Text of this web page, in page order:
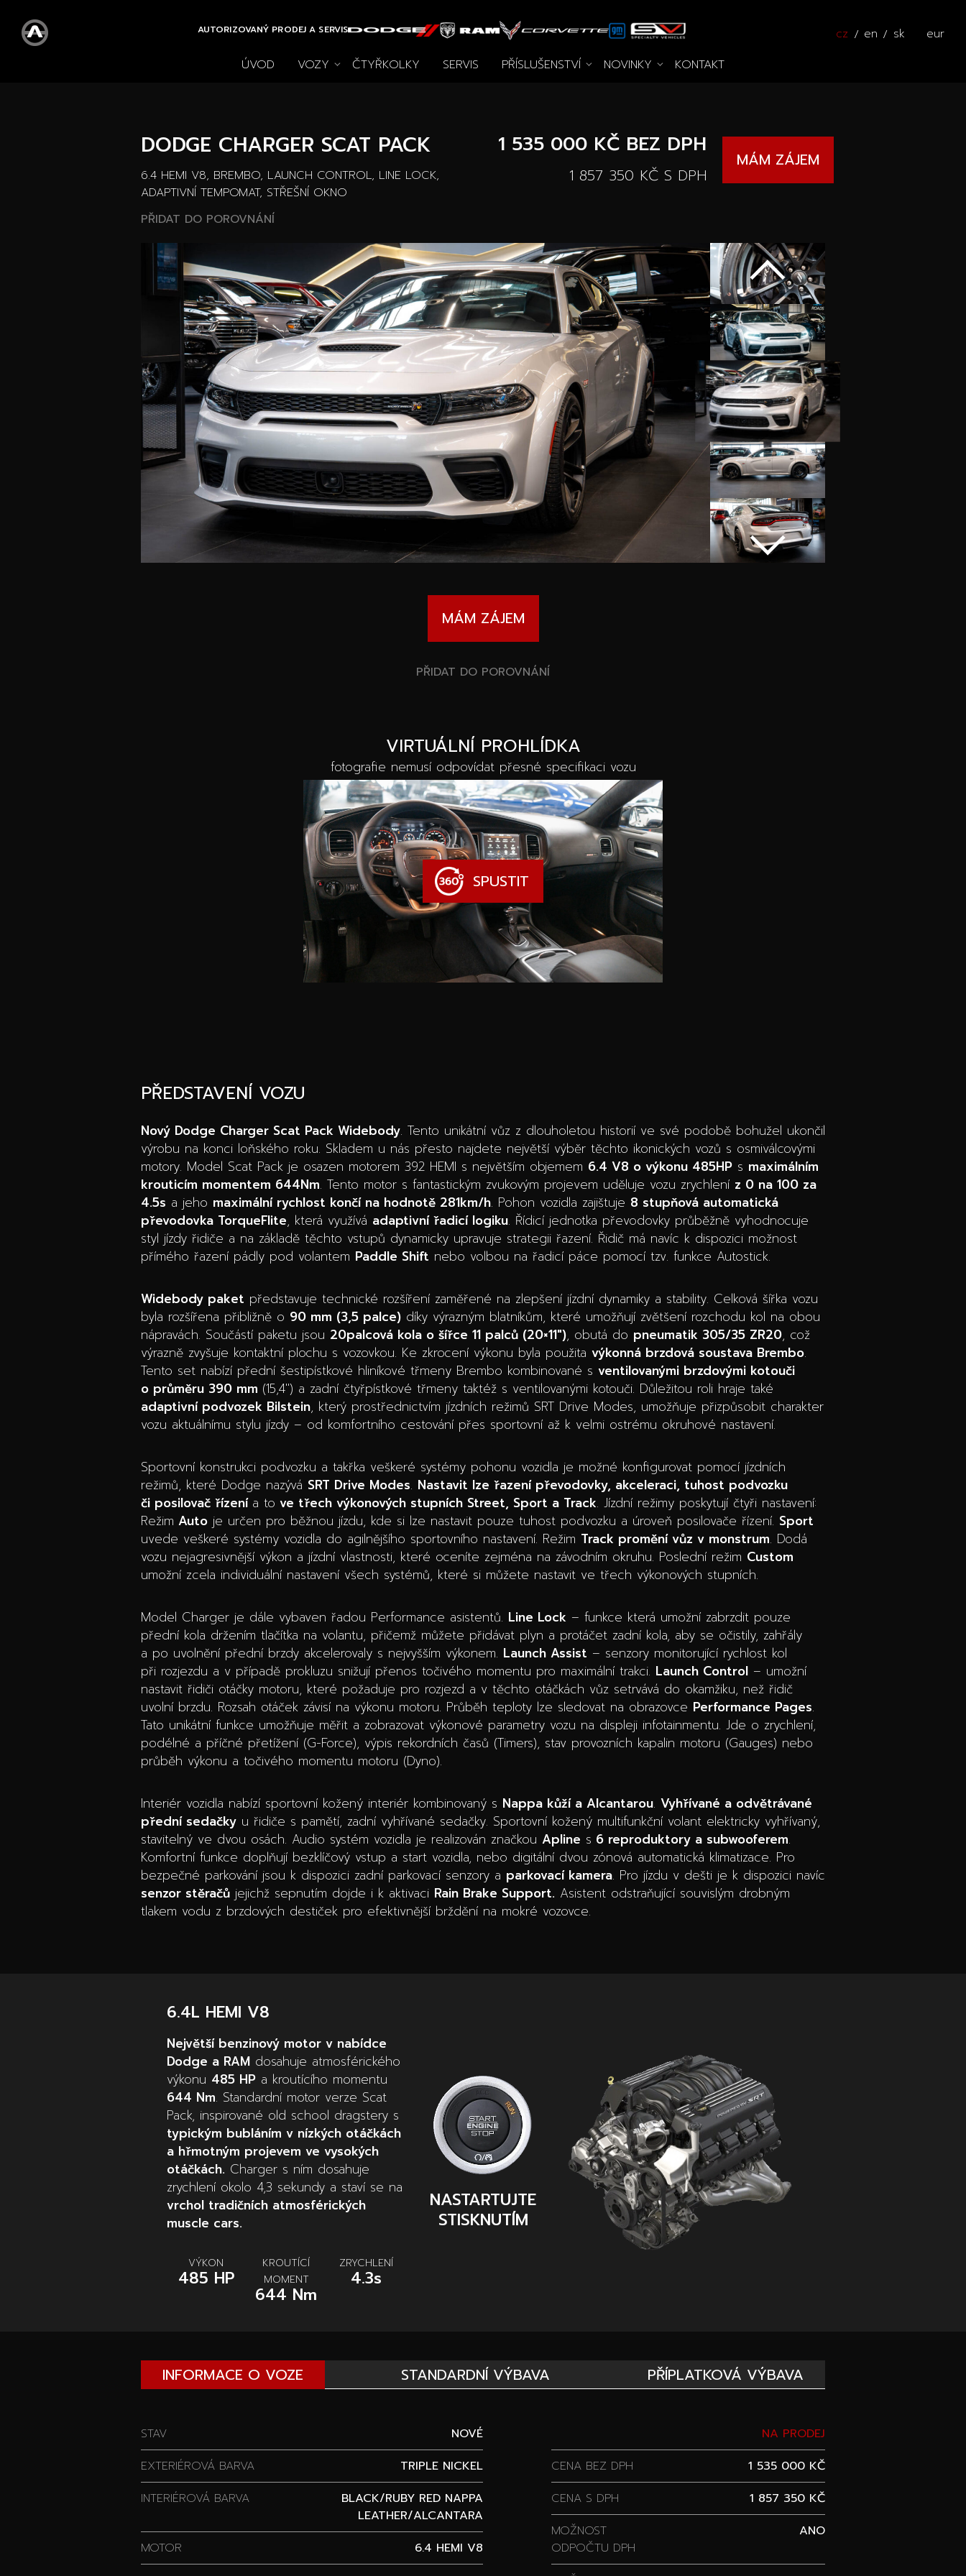
AUTORIZOVANÝ PRODEJ A SERVIS cz en sk
eur
ÚVOD
VOZY ČTYŘKOLKY SERVIS PŘÍSLUŠENSTVÍ NOVINKY KONTAKT
DODGE CHARGER SCAT PACK
6.4 HEMI V8, BREMBO, LAUNCH CONTROL, LINE LOCK,
ADAPTIVNÍ TEMPOMAT, STŘEŠNÍ OKNO
1 535 000 KČ BEZ DPH
1 857 350 KČ S DPH
MÁM ZÁJEM
PŘIDAT DO POROVNÁNÍ
MÁM ZÁJEM
PŘIDAT DO POROVNÁNÍ
VIRTUÁLNÍ PROHLÍDKA
fotografie nemusí odpovídat přesné specifikaci vozu
SPUSTIT
PŘEDSTAVENÍ VOZU
Nový Dodge Charger Scat Pack Widebody. Tento unikátní vůz z dlouholetou historií ve své podobě bohužel ukončil
výrobu na konci loňského roku. Skladem u nás přesto najdete největší výběr těchto ikonických vozů s osmiválcovými
motory. Model Scat Pack je osazen motorem 392 HEMI s největším objemem 6.4 V8 o výkonu 485HP s maximálním
krouticím momentem 644Nm. Tento motor s fantastickým zvukovým projevem uděluje vozu zrychlení z 0 na 100 za
4.5s a jeho maximální rychlost končí na hodnotě 281km/h. Pohon vozidla zajištuje 8 stupňová automatická
převodovka TorqueFlite, která využívá adaptivní řadicí logiku. Řídicí jednotka převodovky průběžně vyhodnocuje
styl jízdy řidiče a na základě těchto vstupů dynamicky upravuje strategii řazení. Řidič má navíc k dispozici možnost
přímého řazení pádly pod volantem Paddle Shift nebo volbou na řadicí páce pomocí tzv. funkce Autostick.
Widebody paket představuje technické rozšíření zaměřené na zlepšení jízdní dynamiky a stability. Celková šířka vozu
byla rozšířena přibližně o 90 mm (3,5 palce) díky výrazným blatníkům, které umožňují zvětšení rozchodu kol na obou
nápravách. Součástí paketu jsou 20palcová kola o šířce 11 palců (20×11″), obutá do pneumatik 305/35 ZR20, což
výrazně zvyšuje kontaktní plochu s vozovkou. Ke zkrocení výkonu byla použita výkonná brzdová soustava Brembo.
Tento set nabízí přední šestipístkové hliníkové třmeny Brembo kombinované s ventilovanými brzdovými kotouči
o průměru 390 mm (15,4″) a zadní čtyřpístkové třmeny taktéž s ventilovanými kotouči. Důležitou roli hraje také
adaptivní podvozek Bilstein, který prostřednictvím jízdních režimů SRT Drive Modes, umožňuje přizpůsobit charakter
vozu aktuálnímu stylu jízdy – od komfortního cestování přes sportovní až k velmi ostrému okruhové nastavení.
Sportovní konstrukci podvozku a takřka veškeré systémy pohonu vozidla je možné konfigurovat pomocí jízdních
režimů, které Dodge nazývá SRT Drive Modes. Nastavit lze řazení převodovky, akceleraci, tuhost podvozku
či posilovač řízení a to ve třech výkonových stupních Street, Sport a Track. Jízdní režimy poskytují čtyři nastavení:
Režim Auto je určen pro běžnou jízdu, kde si lze nastavit pouze tuhost podvozku a úroveň posilovače řízení. Sport
uvede veškeré systémy vozidla do agilnějšího sportovního nastavení. Režim Track promění vůz v monstrum. Dodá
vozu nejagresivnější výkon a jízdní vlastnosti, které oceníte zejména na závodním okruhu. Poslední režim Custom
umožní zcela individuální nastavení všech systémů, které si můžete nastavit ve třech výkonových stupních.
Model Charger je dále vybaven řadou Performance asistentů. Line Lock – funkce která umožní zabrzdit pouze
přední kola držením tlačítka na volantu, přičemž můžete přidávat plyn a protáčet zadní kola, aby se očistily, zahřály
a po uvolnění přední brzdy akcelerovaly s nejvyšším výkonem. Launch Assist – senzory monitorující rychlost kol
při rozjezdu a v případě prokluzu snižují přenos točivého momentu pro maximální trakci. Launch Control – umožní
nastavit řidiči otáčky motoru, které požaduje pro rozjezd a v těchto otáčkách vůz setrvává do okamžiku, než řidič
uvolní brzdu. Rozsah otáček závisí na výkonu motoru. Průběh teploty lze sledovat na obrazovce Performance Pages.
Tato unikátní funkce umožňuje měřit a zobrazovat výkonové parametry vozu na displeji infotainmentu. Jde o zrychlení,
podélné a příčné přetížení (G-Force), výpis rekordních časů (Timers), stav provozních kapalin motoru (Gauges) nebo
průběh výkonu a točivého momentu motoru (Dyno).
Interiér vozidla nabízí sportovní kožený interiér kombinovaný s Nappa kůží a Alcantarou. Vyhřívané a odvětrávané
přední sedačky u řidiče s pamětí, zadní vyhřívané sedačky. Sportovní kožený multifunkční volant elektricky vyhřívaný,
stavitelný ve dvou osách. Audio systém vozidla je realizován značkou Apline s 6 reproduktory a subwooferem.
Komfortní funkce doplňují bezklíčový vstup a start vozidla, nebo digitální dvou zónová automatická klimatizace. Pro
bezpečné parkování jsou k dispozici zadní parkovací senzory a parkovací kamera. Pro jízdu v dešti je k dispozici navíc
senzor stěračů jejichž sepnutím dojde i k aktivaci Rain Brake Support. Asistent odstraňující souvislým drobným
tlakem vodu z brzdových destiček pro efektivnější brždění na mokré vozovce.
6.4L HEMI V8
Největší benzinový motor v nabídce
Dodge a RAMdosahuje atmosférického
výkonu 485 HPa kroutícího momentu
644 Nm. Standardní motor verze Scat
Pack, inspirované old school dragstery s
typickým bubláním v nízkých otáčkách
a hřmotným projevem ve vysokých
otáčkách. Charger s ním dosahuje
zrychlení okolo 4,3 sekundy a staví se na
vrchol tradičních atmosférických
muscle cars.
VÝKON
485 HP
KROUTÍCÍ
MOMENT
644 Nm
ZRYCHLENÍ
4.3s
NASTARTUJTE
STISKNUTÍM
INFORMACE O VOZE STANDARDNÍ VÝBAVA PŘÍPLATKOVÁ VÝBAVA
STAV
NOVÉ
EXTERIÉROVÁ BARVA
TRIPLE NICKEL
INTERIÉROVÁ BARVA
BLACK/RUBY RED NAPPA
LEATHER/ALCANTARA
MOTOR
6.4 HEMI V8
NA PRODEJ
CENA BEZ DPH
1 535 000 KČ
CENA S DPH
1 857 350 KČ
MOŽNOST
ODPOČTU DPH
ANO